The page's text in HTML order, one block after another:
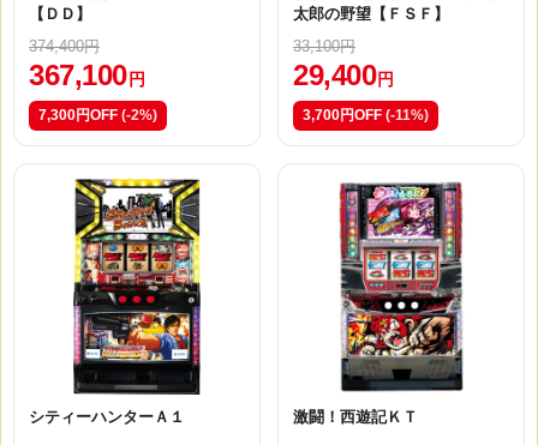
【ＤＤ】
374,400円
367,100 円
7,300円OFF (-2%)
太郎の野望【ＦＳＦ】
33,100円
29,400 円
3,700円OFF (-11%)
シティーハンターＡ１ 激闘！西遊記ＫＴ